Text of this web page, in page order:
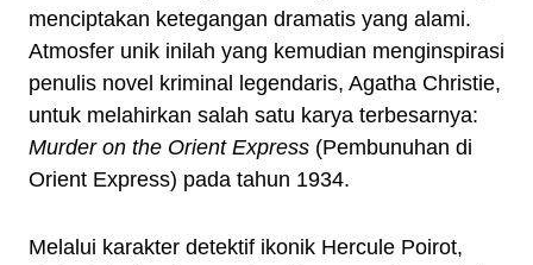
menciptakan ketegangan dramatis yang alami.
Atmosfer unik inilah yang kemudian menginspirasi
penulis novel kriminal legendaris, Agatha Christie,
untuk melahirkan salah satu karya terbesarnya:
Murder on the Orient Express (Pembunuhan di
Orient Express) pada tahun 1934.
Melalui karakter detektif ikonik Hercule Poirot,